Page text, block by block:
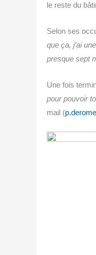
le reste du
Selon ses
que ça, j’ai
presque sept
Une fois
pour pou­voir
mail (